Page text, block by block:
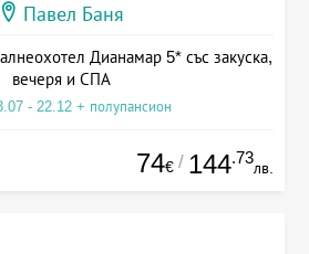
Павел Баня
Дианамар 5* със закуска,
вечеря и СПА
- 22.12 + полупансион
74€ / 144.73
лв.